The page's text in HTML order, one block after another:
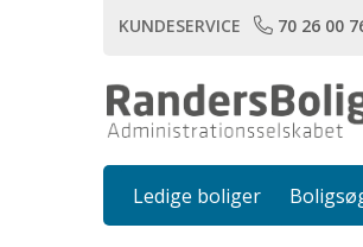
KUNDESERVICE 70 26 00
Ledige boliger